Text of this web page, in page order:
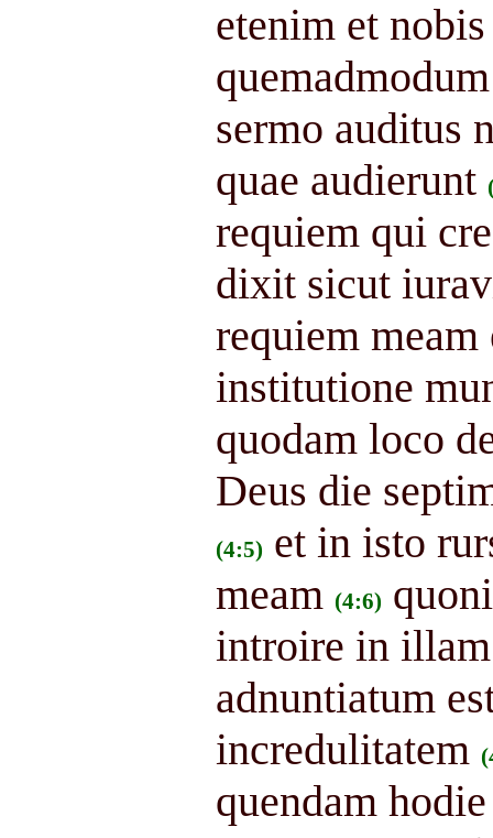
etenim et
sermo auditus
quae audierunt
requiem qui
dixit sicut
requiem
institutione
quodam loco
Deus die
(4:5) et in isto
meam (4:6)
introire in
adnuntiatum
incredulitatem
quendam